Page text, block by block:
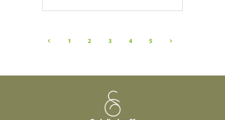
Seitennummerierung
Beiträge
<
PAGE
1 PAGE
2 PAGE
3 PAGE
4 PAGE
5